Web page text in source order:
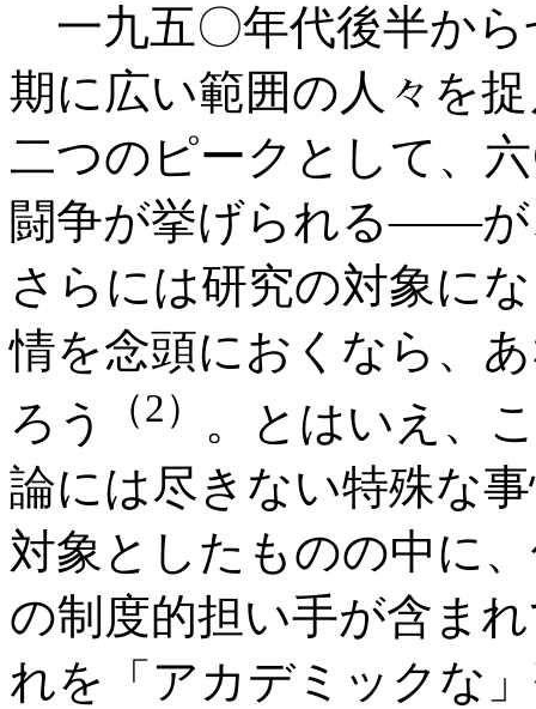
一九五〇年代後半か
期に広い範囲の人々を
二つのピークとして、
闘争が挙げられる――が
さらには研究の対象に
情を念頭におくなら、
ろう
（2）
。とはいえ、
論には尽きない特殊な
対象としたものの中に
の制度的担い手が含ま
れを「アカデミックな